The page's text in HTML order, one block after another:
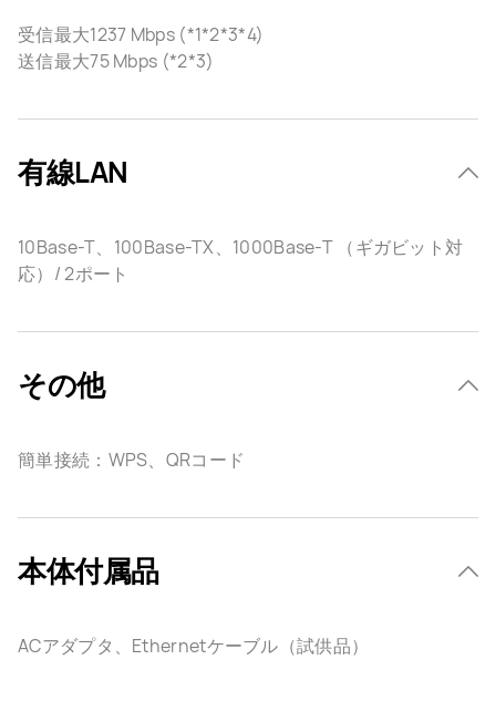
受信最大1237 Mbps (*1*2*3*4)
送信最大75 Mbps (*2*3)
有線LAN
10Base-T、100Base-TX、1000Base-T （ギガビット対
応）/ 2ポート
その他
簡単接続：WPS、QRコード
本体付属品
ACアダプタ、Ethernetケーブル（試供品）